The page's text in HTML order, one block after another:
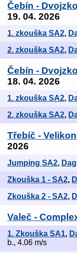
Čebín -
19. 04. 2026
1. zkouška SA2,
2. zkouška SA2,
Čebín -
18. 04. 2026
1. zkouška SA2,
2. zkouška SA2,
Třebíč -
2026
Jumping SA2,
Zkouška 1 - SA2,
Zkouška 2 - SA2,
Valeč -
1. Zkouška SA1,
b., 4.06 m/s